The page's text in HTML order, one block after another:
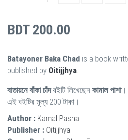
BDT 200.00
Batayoner Baka Chad is a book
published by Oitijjhya
বাতায়নে বাঁকা চাঁদবইটি লিখেছেন কামাল পাশা।
এই বইটির মূল্য 200 টাকা।
Author : Kamal Pasha
Publisher : Oitijjhya